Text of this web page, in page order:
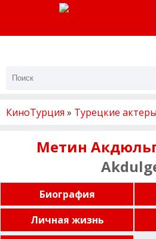
КиноТурция » Турецкие актеры
Метин
Биография
Личная жизнь